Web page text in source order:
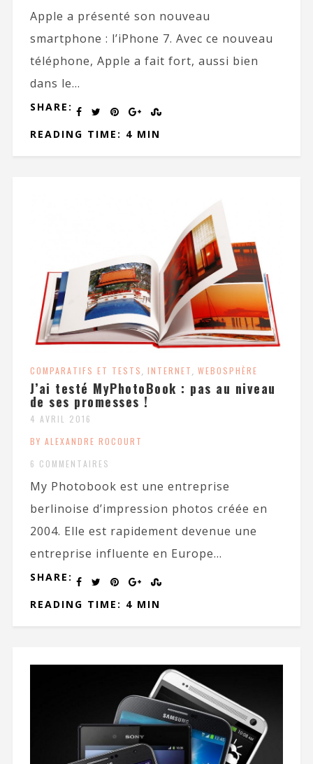
Apple a présenté son nouveau
smartphone : l’iPhone 7. Avec ce nouveau
téléphone, Apple a fait fort, aussi bien
dans le...
SHARE:
READING TIME: 4 MIN
COMPARATIFS ET TESTS, INTERNET, WEBOSPHÈRE
J’ai testé MyPhotoBook : pas au niveau
de ses promesses !
4 AVRIL 2016
BY ALEXANDRE ROCOURT
6 COMMENTAIRES
My Photobook est une entreprise
berlinoise d’impression photos créée en
2004. Elle est rapidement devenue une
entreprise influente en Europe...
SHARE:
READING TIME: 4 MIN